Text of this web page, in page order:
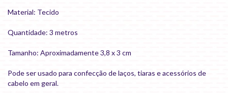
Material: Tecido
Quantidade: 3 metros
Tamanho: Aproximadamente 3,8 x 3 cm
Pode ser usado para confecção de laços, tiaras e acessórios de
cabelo em geral.